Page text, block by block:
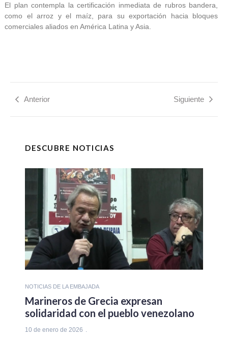
El plan contempla la certificación inmediata de rubros bandera,
como el arroz y el maíz, para su exportación hacia bloques
comerciales aliados en América Latina y Asia.
Anterior Siguiente
DESCUBRE NOTICIAS
NOTICIAS DE LA EMBAJADA
Marineros de Grecia expresan
solidaridad con el pueblo venezolano
10 de enero de 2026